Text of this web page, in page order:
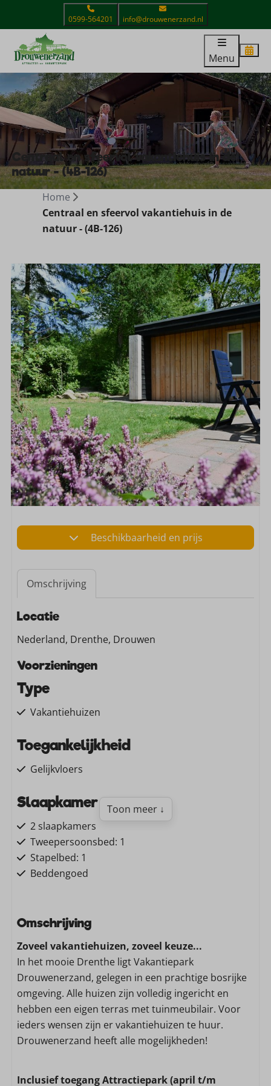
0599-564201 info@drouwenerzand.nl
Menu
Centraal en sfeervol vakantiehuis in de
natuur - (4B-126)
Home
Centraal en sfeervol vakantiehuis in de
natuur - (4B-126)
Beschikbaarheid en prijs
Omschrijving
Locatie
Nederland, Drenthe, Drouwen
Voorzieningen
Type
Vakantiehuizen
Toegankelijkheid
Gelijkvloers
Slaapkamer
2 slaapkamers
Tweepersoonsbed: 1
Stapelbed: 1
Beddengoed
Wifi
Wassen en drogen
Stofzuiger
Wasmachine
Vaatwasser
Toon meer ↓
Omschrijving
Zoveel vakantiehuizen, zoveel keuze...
In het mooie Drenthe ligt Vakantiepark
Drouwenerzand, gelegen in een prachtige bosrijke
omgeving. Alle huizen zijn volledig ingericht en
hebben een eigen terras met tuinmeubilair. Voor
ieders wensen zijn er vakantiehuizen te huur.
Drouwenerzand heeft alle mogelijkheden!
Inclusief toegang Attractiepark (april t/m